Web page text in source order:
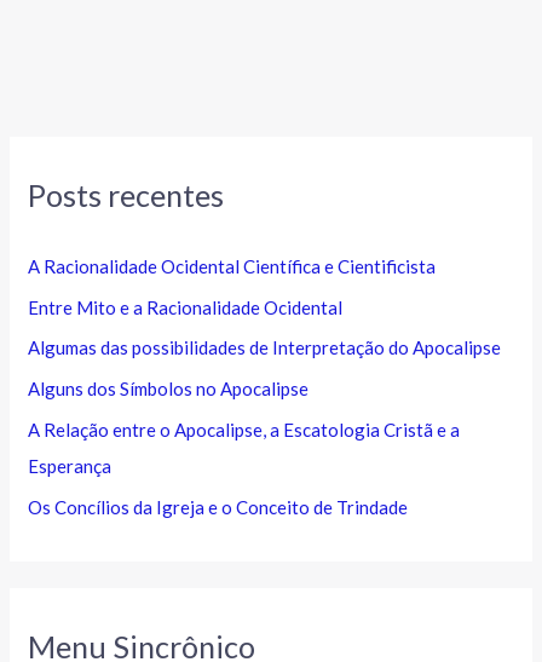
Posts recentes
A Racionalidade Ocidental Científica e Cientificista
Entre Mito e a Racionalidade Ocidental
Algumas das possibilidades de Interpretação do Apocalipse
Alguns dos Símbolos no Apocalipse
A Relação entre o Apocalipse, a Escatologia Cristã e a
Esperança
Os Concílios da Igreja e o Conceito de Trindade
Menu Sincrônico